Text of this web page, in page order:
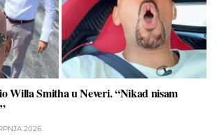
Willa Smitha u Neveri. “Nikad nisam
2026.